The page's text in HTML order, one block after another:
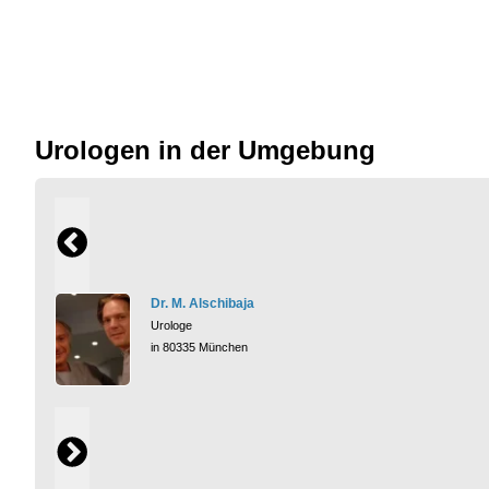
Urologen in der Umgebung
Dr. M. Alschibaja
Urologe
in 80335 München